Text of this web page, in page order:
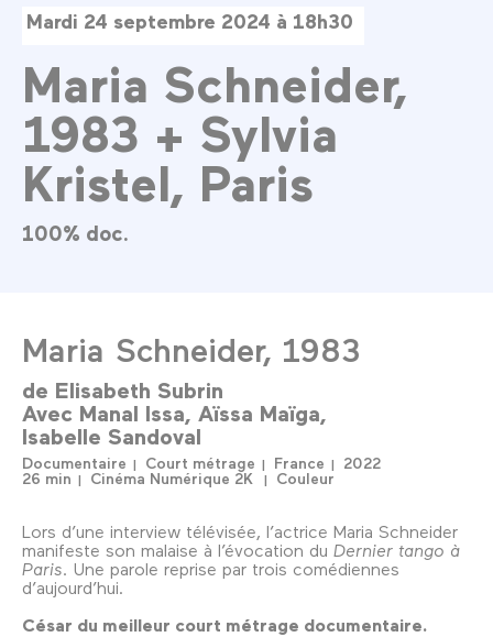
Mardi 24 septembre 2024 à 18h30
Maria Schneider,
1983 + Sylvia
Kristel, Paris
100% doc.
Maria Schneider, 1983
de Elisabeth Subrin
Avec Manal Issa Aïssa Maïga
Isabelle Sandoval
Documentaire Court métrage France
2022
26 min
Cinéma Numérique 2K Couleur
Lors d’une interview télévisée, l’actrice Maria Schneider
manifeste son malaise à l’évocation du Dernier tango à
Paris. Une parole reprise par trois comédiennes
d’aujourd’hui.
César du meilleur court métrage documentaire.